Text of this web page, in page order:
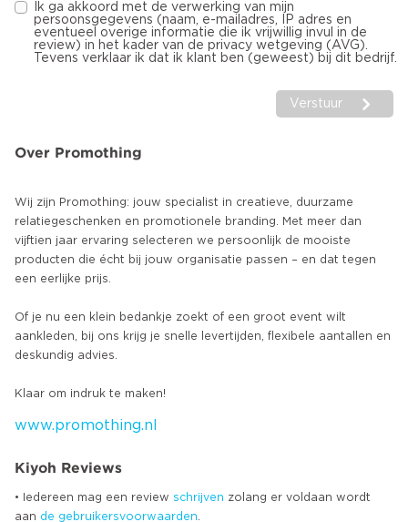
Ik ga akkoord met de verwerking van mijn
persoonsgegevens (naam, e-mailadres, IP adres en
eventueel overige informatie die ik vrijwillig invul in de
review) in het kader van de privacy wetgeving (AVG).
Tevens verklaar ik dat ik klant ben (geweest) bij dit bedrijf.
Verstuur
Over Promothing
Wij zijn Promothing: jouw specialist in creatieve, duurzame
relatiegeschenken en promotionele branding. Met meer dan
vijftien jaar ervaring selecteren we persoonlijk de mooiste
producten die écht bij jouw organisatie passen – en dat tegen
een eerlijke prijs.
Of je nu een klein bedankje zoekt of een groot event wilt
aankleden, bij ons krijg je snelle levertijden, flexibele aantallen en
deskundig advies.
www.promothing.nl
Kiyoh Reviews
• Iedereen mag een review schrijven zolang er voldaan wordt
aan de gebruikersvoorwaarden